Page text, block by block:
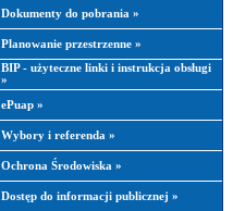
Dokumenty do pobrania »
Planowanie przestrzenne »
BIP - użyteczne linki i instrukcja obsługi
»
ePuap »
Wybory i referenda »
Ochrona Środowiska »
Dostęp do informacji publicznej »